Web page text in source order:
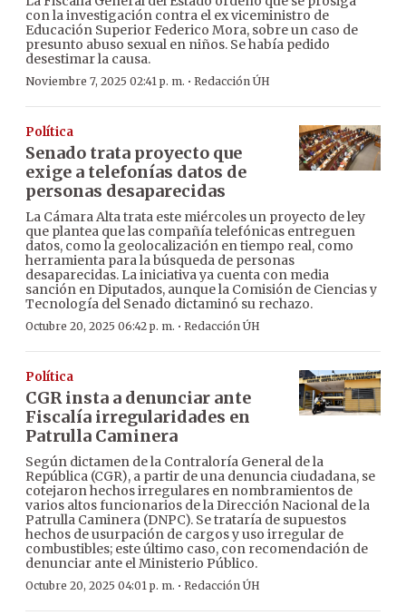
con la investigación contra el ex viceministro de
Educación Superior Federico Mora, sobre un caso de
presunto abuso sexual en niños. Se había pedido
desestimar la causa.
Noviembre 7, 2025 02:41 p. m. · Redacción ÚH
Política
Senado trata proyecto que
exige a telefonías datos de
personas desaparecidas
La Cámara Alta trata este miércoles un proyecto de ley
que plantea que las compañía telefónicas entreguen
datos, como la geolocalización en tiempo real, como
herramienta para la búsqueda de personas
desaparecidas. La iniciativa ya cuenta con media
sanción en Diputados, aunque la Comisión de Ciencias y
Tecnología del Senado dictaminó su rechazo.
Octubre 20, 2025 06:42 p. m. · Redacción ÚH
Política
CGR insta a denunciar ante
Fiscalía irregularidades en
Patrulla Caminera
Según dictamen de la Contraloría General de la
República (CGR), a partir de una denuncia ciudadana, se
cotejaron hechos irregulares en nombramientos de
varios altos funcionarios de la Dirección Nacional de la
Patrulla Caminera (DNPC). Se trataría de supuestos
hechos de usurpación de cargos y uso irregular de
combustibles; este último caso, con recomendación de
denunciar ante el Ministerio Público.
Octubre 20, 2025 04:01 p. m. · Redacción ÚH